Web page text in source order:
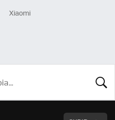
Xiaomi